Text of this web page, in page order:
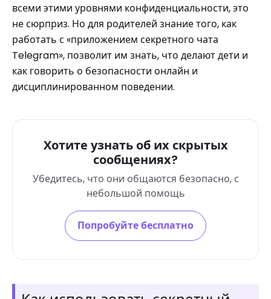
всеми этими уровнями конфиденциальности, это
не сюрприз. Но для родителей знание того, как
работать с «приложением секретного чата
Telegram», позволит им знать, что делают дети и
как говорить о безопасности онлайн и
дисциплинированном поведении.
Хотите узнать об их скрытых
сообщениях?
Убедитесь, что они общаются безопасно, с
небольшой помощь
Попробуйте бесплатно